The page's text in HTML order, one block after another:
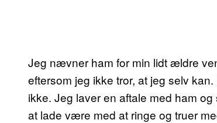
Jeg nævner ham for min lidt ældre
eftersom jeg ikke tror, at jeg selv
ikke. Jeg laver en aftale med ham
at lade være med at ringe og truer